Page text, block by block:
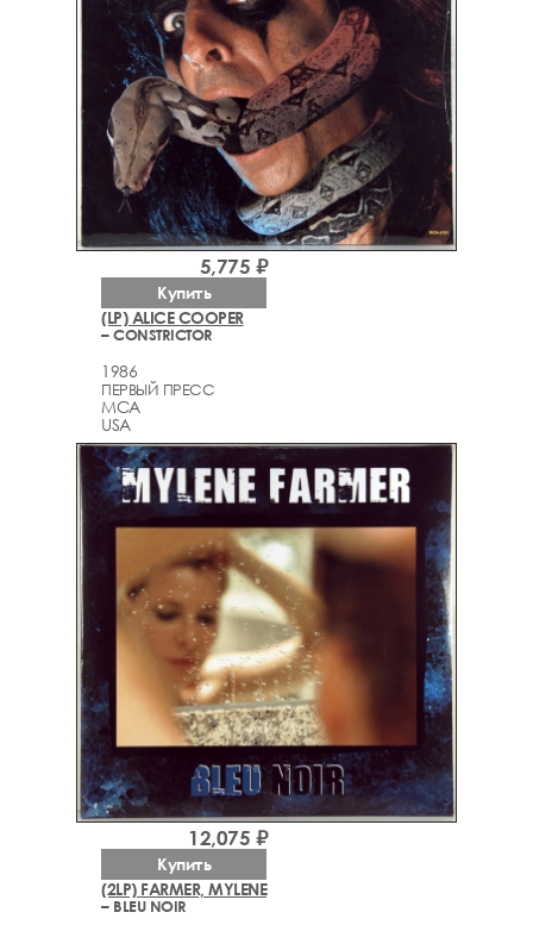
(LP) ALICE COOPER
– CONSTRICTOR
1986
ПЕРВЫЙ ПРЕСС
MCA
USA
5,775 ₽
Купить
(2LP) FARMER, MYLENE
– BLEU NOIR
12,075 ₽
Купить